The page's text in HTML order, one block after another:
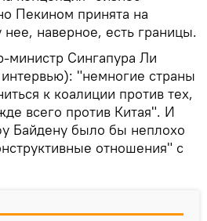
Пекином принята на
наверное, есть границы.
министр Сингапура Ли
"немногие страны
к коалиции против тех,
всего против Китая". И
Байдену было бы неплохо
отношения" с